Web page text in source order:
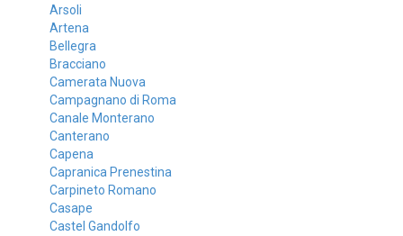
Arsoli
Artena
Bellegra
Bracciano
Camerata Nuova
Campagnano di Roma
Canale Monterano
Canterano
Capena
Capranica Prenestina
Carpineto Romano
Casape
Castel Gandolfo